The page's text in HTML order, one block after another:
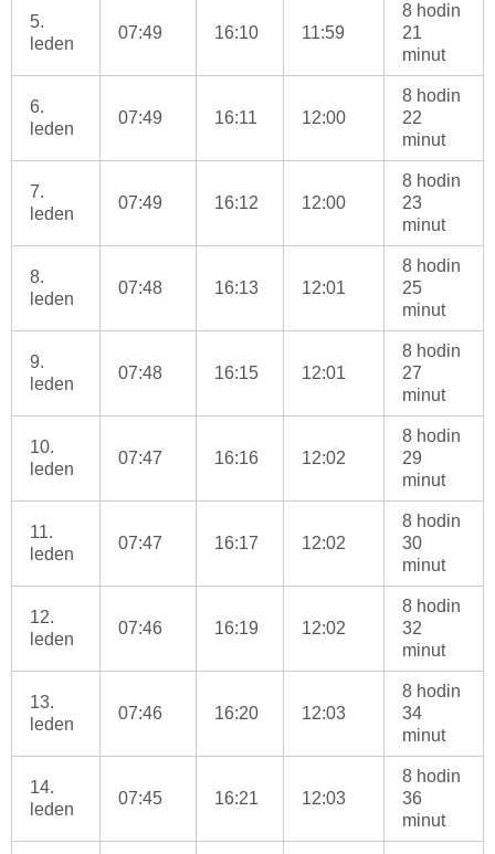
5.
leden
07:49 16:10 11:59
8 hodin
21
minut
6.
leden
07:49 16:11 12:00
8 hodin
22
minut
7.
leden
07:49 16:12 12:00
8 hodin
23
minut
8.
leden
07:48 16:13 12:01
8 hodin
25
minut
9.
leden
07:48 16:15 12:01
8 hodin
27
minut
10.
leden
07:47 16:16 12:02
8 hodin
29
minut
11.
leden
07:47 16:17 12:02
8 hodin
30
minut
12.
leden
07:46 16:19 12:02
8 hodin
32
minut
13.
leden
07:46 16:20 12:03
8 hodin
34
minut
14.
leden
07:45 16:21 12:03
8 hodin
36
minut